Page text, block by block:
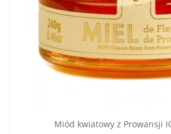
Miód kwiatowy z Prowansji